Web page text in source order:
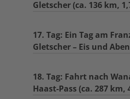
Gletscher (ca. 136 km,
17. Tag: Ein Tag am
Gletscher – Eis und
18. Tag: Fahrt nach
Haast-Pass (ca. 287 km,